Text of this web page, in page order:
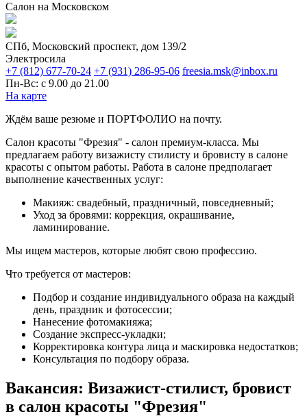
Салон на Московском
СПб, Московский проспект, дом 139/2
Электросила
+7 (812) 677-70-24 +7 (931) 286-95-06 freesia.msk@inbox.ru
Пн-Вс: с 9.00 до 21.00
На карте
Ждём ваше резюме и ПОРТФОЛИО на почту.
Салон красоты "Фрезия" - салон премиум-класса. Мы
предлагаем работу визажисту стилисту и бровисту в салоне
красоты с опытом работы. Работа в салоне предполагает
выполнение качественных услуг:
Макияж: свадебный, праздничный, повседневный;
Уход за бровями: коррекция, окрашивание,
ламинирование.
Мы ищем мастеров, которые любят свою профессию.
Что требуется от мастеров:
Подбор и создание индивидуального образа на каждый
день, праздник и фотосессии;
Нанесение фотомакияжа;
Создание экспресс-укладки;
Корректировка контура лица и маскировка недостатков;
Консультация по подбору образа.
Вакансия: Визажист-стилист, бровист
в салон красоты "Фрезия"